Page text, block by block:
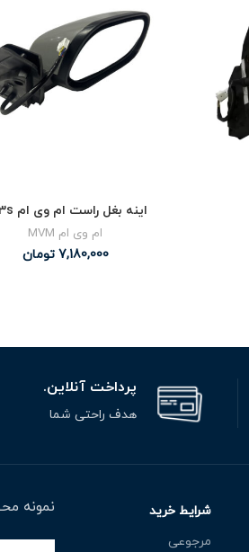
اینه بغل راست ام وی ام x33s
ام وی ام MVM
7,180,000 تومان
پرداخت آنلاین.
هدف راحتی شما
شرایط خرید
مرجوعی
نمونه